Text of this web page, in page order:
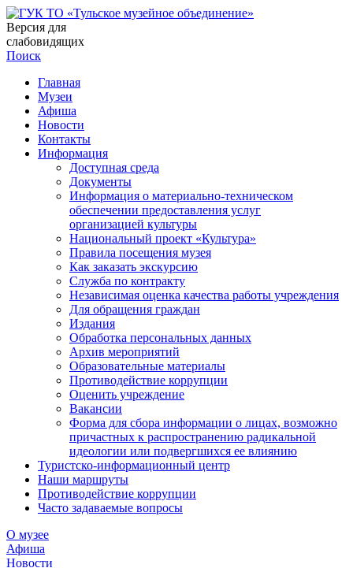
Версия для
слабовидящих
Поиск
Главная
Музеи
Афиша
Новости
Контакты
Информация
Доступная среда
Документы
Информация о материально-техническом
обеспечении предоставления услуг
организацией культуры
Национальный проект «Культура»
Правила посещения музея
Как заказать экскурсию
Служба по контракту
Независимая оценка качества работы учреждения
Для обращения граждан
Издания
Обработка персональных данных
Архив мероприятий
Образовательные материалы
Противодействие коррупции
Оценить учреждение
Вакансии
Форма для сбора информации о лицах, возможно
причастных к распространению радикальной
идеологии или подвергшихся ее влиянию
Туристско-информационный центр
Наши маршруты
Противодействие коррупции
Часто задаваемые вопросы
О музее
Афиша
Новости